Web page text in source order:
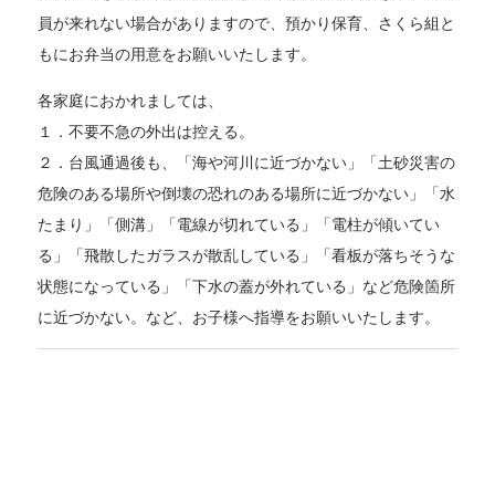
員が来れない場合がありますので、預かり保育、さくら組と
もにお弁当の用意をお願いいたします。
各家庭におかれましては、
１．不要不急の外出は控える。
２．台風通過後も、「海や河川に近づかない」「土砂災害の
危険のある場所や倒壊の恐れのある場所に近づかない」「水
たまり」「側溝」「電線が切れている」「電柱が傾いてい
る」「飛散したガラスが散乱している」「看板が落ちそうな
状態になっている」「下水の蓋が外れている」など危険箇所
に近づかない。など、お子様へ指導をお願いいたします。